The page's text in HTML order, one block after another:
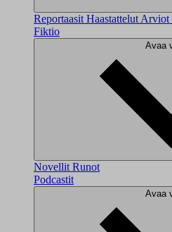
Reportaasit Haastattelut Arviot
Fiktio
Avaa
Novellit Runot
Podcastit
Avaa